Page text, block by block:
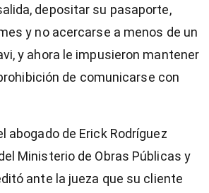
depositar su pasaporte,
y no acercarse a menos de un
y ahora le impusieron mantener
de comunicarse con
abogado de Erick Rodríguez
Ministerio de Obras Públicas y
ante la jueza que su cliente